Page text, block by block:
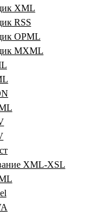
XML
RSS
OPML
MXML
XML‑XSL